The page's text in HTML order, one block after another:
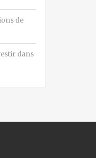
de
dans